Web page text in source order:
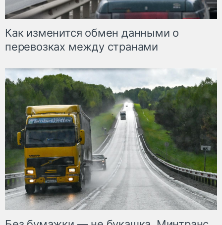
Как изменится обмен данными о
перевозках между странами